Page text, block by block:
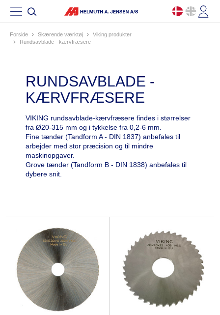
Forside skærende værktøj
viking produkter
rundsavblade - kærvfræsere
RUNDSAVBLADE -
KÆRVFRÆSERE
VIKING rundsavblade-kærvfræsere findes i størrelser
fra Ø20-315 mm og i tykkelse fra 0,2-6 mm.
Fine tænder (Tandform A - DIN 1837) anbefales til
arbejder med stor præcision og til mindre
maskinopgaver.
Grove tænder (Tandform B - DIN 1838) anbefales til
dybere snit.